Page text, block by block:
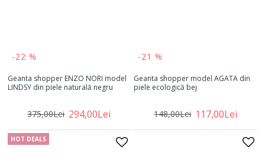
-22 %
Geanta shopper ENZO NORI model
LINDSY din piele naturală negru
294,00Lei
375,00Lei
-21 %
Geanta shopper model AGATA din
piele ecologică bej
117,00Lei
148,00Lei
HOT DEALS